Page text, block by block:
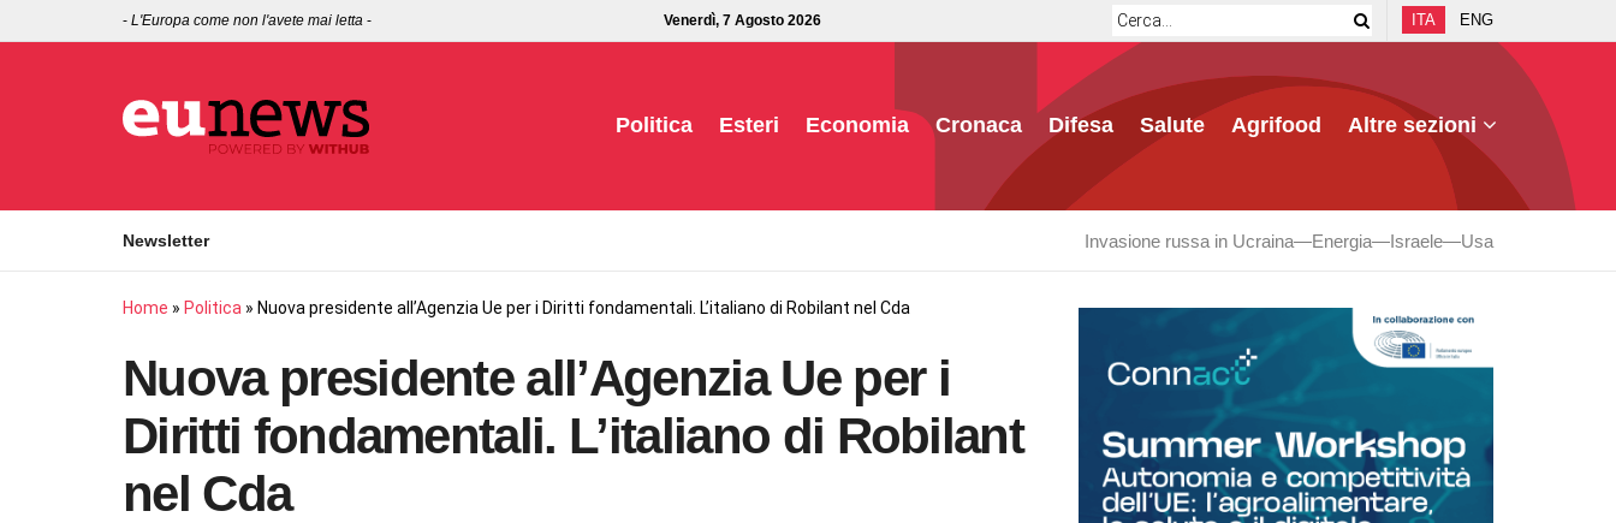
- L'Europa come non l'avete mai letta - Venerdì, 7 Agosto 2026 ITA ENG
Politica Esteri Economia Cronaca Difesa Salute Agrifood Altre sezioni
Newsletter Invasione russa in Ucraina Energia Israele Usa
Home » Politica » Nuova presidente all’Agenzia Ue per i Diritti fondamentali. L’italiano di Robilant nel Cda
Nuova presidente all’Agenzia Ue per i
Diritti fondamentali. L’italiano di Robilant
nel Cda